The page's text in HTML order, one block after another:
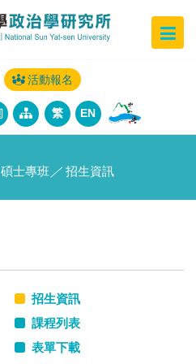
活動報名
繁 EN
碩士專班 ／ 招生資訊
招生資訊
課程列表
表單下載